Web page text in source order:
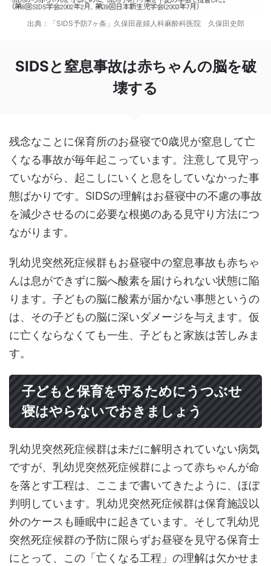
出典：「SIDS予防7ヶ条」久保田産婦人科麻酔科医院 久保田史郎
SIDSと窒息事故は赤ちゃんの脳を破
壊する
残念なことに保育所のお昼寝で0歳児が窒息して亡
くなる事故が毎年起こっています。注意して見守っ
ていながら、起こしにいくと息をしていなかった事
態ばかりです。SIDSの理解はお昼寝中の不慮の事故
を減少させるのに必要な根拠のある見守り方法につ
ながります。
乳幼児突然死症候群もお昼寝中の窒息事故も赤ちゃ
んは息ができずに脳へ酸素を届けられない状態に陥
ります。子どもの脳に酸素が届かない事態というの
は、その子どもの脳に深いダメージを与えます。仮
に亡くならなくても一生、子どもと家族は苦しみま
す。
子どもと保育を守るためにうつぶせ
寝はやらないでおきましょう
乳幼児突然死症候群は未だに解明されていない病気
ですが、乳幼児突然死症候群によって赤ちゃんが命
を落とす工程は、ここまで書いてきたように、ほぼ
判明しています。乳幼児突然死症候群は保育施設以
外のケースも睡眠中に起きています。そして乳幼児
突然死症候群の予防に限らずお昼寝を見守る保育士
にとって、この「亡くなる工程」の理解は欠かせま